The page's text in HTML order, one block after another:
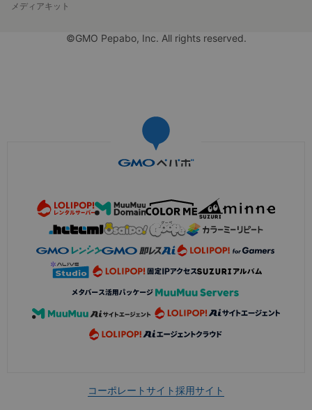
メディアキット
©GMO Pepabo, Inc. All rights reserved.
コーポレートサイト採用サイト